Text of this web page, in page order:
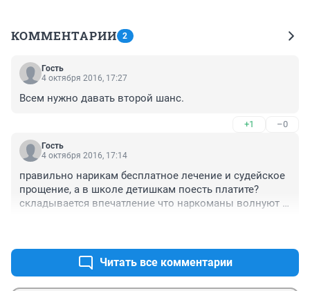
КОММЕНТАРИИ 2
Гость
4 октября 2016, 17:27
Всем нужно давать второй шанс.
+1 –0
Гость
4 октября 2016, 17:14
правильно нарикам бесплатное лечение и судейское
прощение, а в школе детишкам поесть платите?
складывается впечатление что наркоманы волнуют
Читать все комментарии